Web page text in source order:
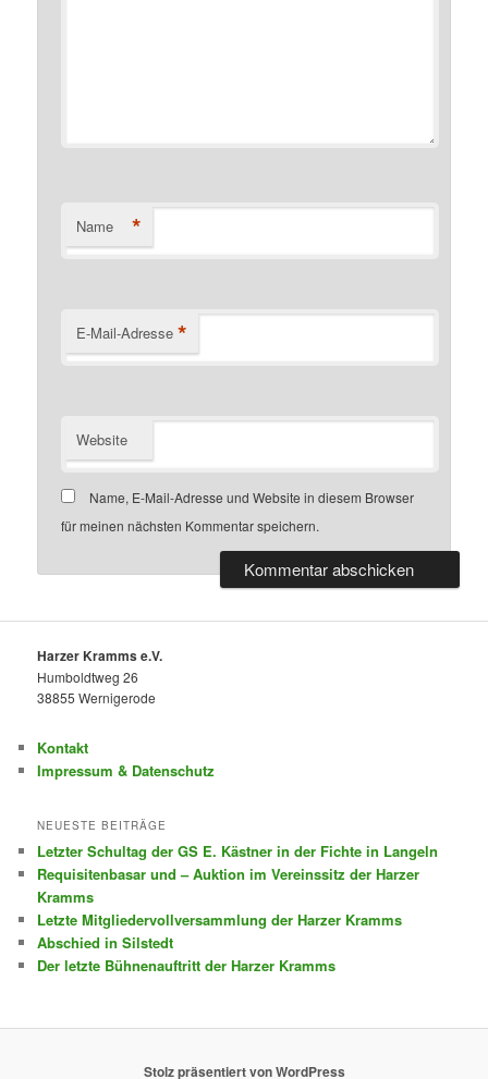
Name *
E-Mail-Adresse *
Website
Name, E-Mail-Adresse und Website in diesem Browser
für meinen nächsten Kommentar speichern.
Harzer Kramms e.V.
Humboldtweg 26
38855 Wernigerode
Kontakt
Impressum & Datenschutz
NEUESTE BEITRÄGE
Letzter Schultag der GS E. Kästner in der Fichte in Langeln
Requisitenbasar und – Auktion im Vereinssitz der Harzer
Kramms
Letzte Mitgliedervollversammlung der Harzer Kramms
Abschied in Silstedt
Der letzte Bühnenauftritt der Harzer Kramms
Stolz präsentiert von WordPress